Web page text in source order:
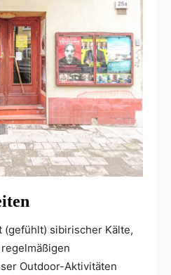
sibirischer Kälte,
Outdoor-Aktivitäten